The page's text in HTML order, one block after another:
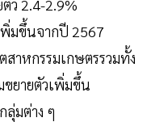
ว 2.4-2.9%
พิ่มขึ้นจากปี 2567
าหกรรมเกษตรรวมทั้ง
ยายตัวเพิ่มขึ้น
ลุ่มต่าง ๆ